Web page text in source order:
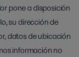
pone a disposición
su dirección de
datos de ubicación
información no